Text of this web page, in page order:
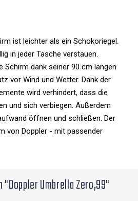
ist leichter als ein Schokoriegel.
in jeder Tasche verstauen.
Schirm dank seiner 90 cm langen
vor Wind und Wetter. Dank der
wird verhindert, dass die
und sich verbiegen. Außerdem
öffnen und schließen. Der
von Doppler - mit passender
Umbrella Zero,99"